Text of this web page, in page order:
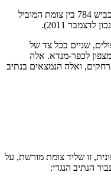
דוגמאות ללולאות הכפולות ניתן למצוא על כביש 784 בין צומת המוביל
2011).
בכל צד של
הגאטסו על כביש 784 מצפון לכפר-מנדא. אלה
ואלה הנמצאים בנתיב
זו שליד צומת מורשת, על